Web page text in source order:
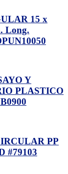
15 x
Long.
Y
PLASTICO
PP
#79103